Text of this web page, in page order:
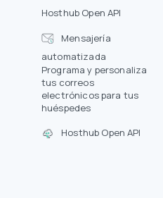
Hosthub Open API
Mensajería
automatizada
Programa y personaliza
tus correos
electrónicos para tus
huéspedes
Hosthub Open API